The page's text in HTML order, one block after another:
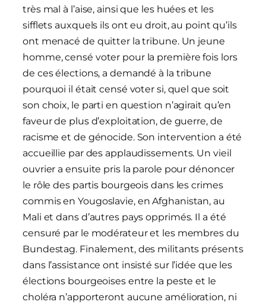
très mal à l’aise, ainsi que les huées et les
sifflets auxquels ils ont eu droit, au point qu’ils
ont menacé de quitter la tribune. Un jeune
homme, censé voter pour la première fois lors
de ces élections, a demandé à la tribune
pourquoi il était censé voter si, quel que soit
son choix, le parti en question n’agirait qu’en
faveur de plus d’exploitation, de guerre, de
racisme et de génocide. Son intervention a été
accueillie par des applaudissements. Un vieil
ouvrier a ensuite pris la parole pour dénoncer
le rôle des partis bourgeois dans les crimes
commis en Yougoslavie, en Afghanistan, au
Mali et dans d’autres pays opprimés. Il a été
censuré par le modérateur et les membres du
Bundestag. Finalement, des militants présents
dans l’assistance ont insisté sur l’idée que les
élections bourgeoises entre la peste et le
choléra n’apporteront aucune amélioration, ni